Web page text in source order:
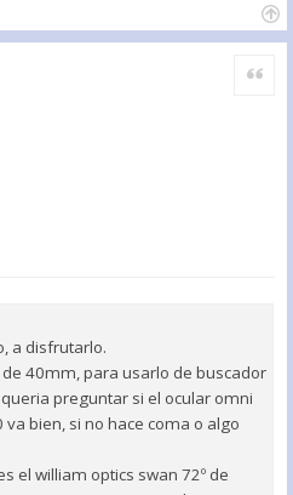
Citar
a disfrutarlo.
40mm, para usarlo de buscador
preguntar si el ocular omni
va bien, si no hace coma o algo
el william optics swan 72º de